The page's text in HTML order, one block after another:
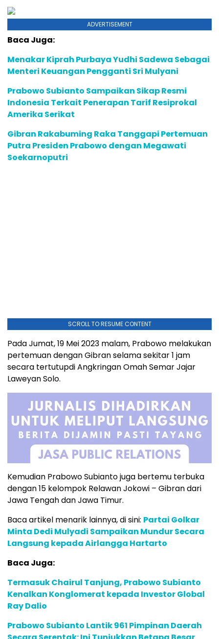
ADVERTISEMENT
Baca Juga:
Menakar Kiprah Purbaya Yudhi Sadewa Sebagai
Menteri Keuangan Pengganti Sri Mulyani
Prabowo Subianto Sampaikan Sikap Resmi
Indonesia Terkait Penerapan Tarif Resiprokal
Amerika Serikat
Gibran Rakabuming Raka Tanggapi Pertemuan
Putra Presiden Prabowo dengan Megawati
Soekarnoputri
SCROLL TO RESUME CONTENT
Pada Jumat, 19 Mei 2023 malam, Prabowo melakukan
pertemuan dengan Gibran selama sekitar 1 jam
secara tertutupdi Angkringan Omah Semar Jajar
Laweyan Solo.
Kemudian Prabowo Subianto juga bertemu terbuka
dengan 15 kelompok Relawan Jokowi – Gibran dari
Jawa Tengah dan Jawa Timur.
Baca artikel menarik lainnya, di sini: Partai Golkar
Minta Dedi Mulyadi Sampaikan Mundur Secara
Langsung kepada Airlangga Hartarto
Baca Juga:
Termasuk Chairul Tanjung, Prabowo Subianto
Kenalkan Konglomerat kepada Investor Global
Ray Dalio
Prabowo Subianto Lantik 961 Pimpinan Daerah